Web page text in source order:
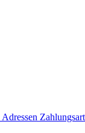
Adressen